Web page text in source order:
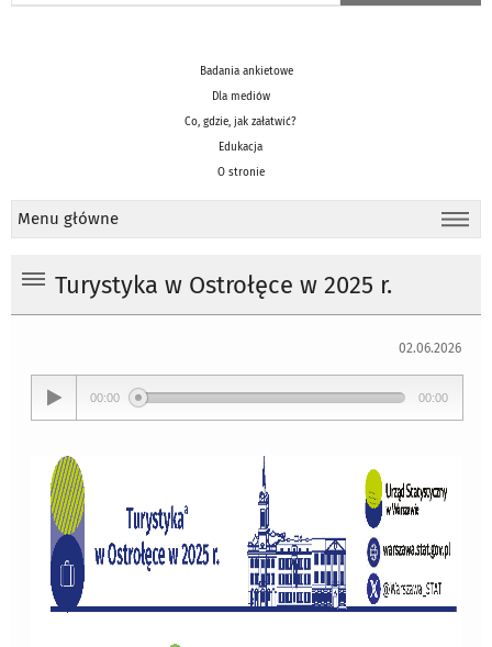
Badania ankietowe
Dla mediów
Co, gdzie, jak załatwić?
Edukacja
O stronie
Menu główne
Turystyka w Ostrołęce w 2025 r.
02.06.2026
00:00 00:00